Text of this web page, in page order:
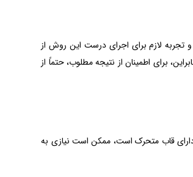
تجربه لازم برای اجرای درست این روش از
برای اطمینان از نتیجه مطلوب، حتماً از
قاب متحرک است، ممکن است نیازی به